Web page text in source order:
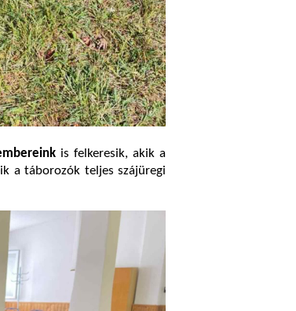
is felkeresik, akik a
a táborozók teljes szájüregi